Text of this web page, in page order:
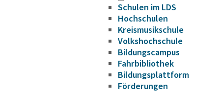
Schulen im LDS
Hochschulen
Kreismusikschule
Volkshochschule
Bildungscampus
Fahrbibliothek
Bildungsplattform
Förderungen